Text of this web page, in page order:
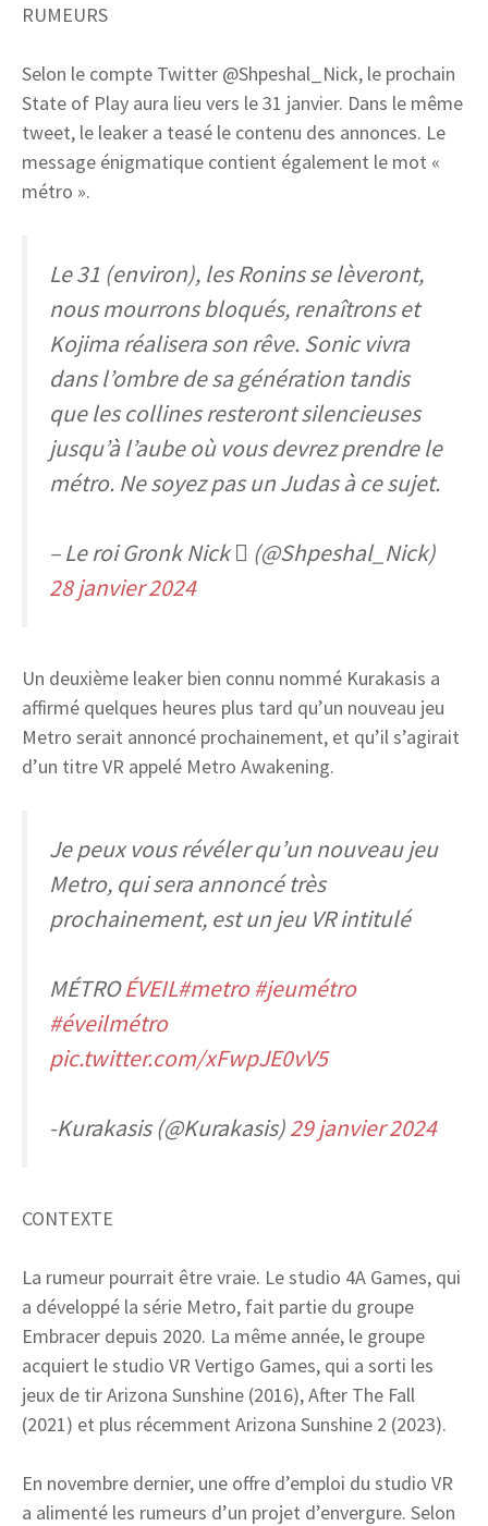
RUMEURS
Selon le compte Twitter @Shpeshal_Nick, le prochain
State of Play aura lieu vers le 31 janvier. Dans le même
tweet, le leaker a teasé le contenu des annonces. Le
message énigmatique contient également le mot «
métro ».
Le 31 (environ), les Ronins se lèveront,
nous mourrons bloqués, renaîtrons et
Kojima réalisera son rêve. Sonic vivra
dans l’ombre de sa génération tandis
que les collines resteront silencieuses
jusqu’à l’aube où vous devrez prendre le
métro. Ne soyez pas un Judas à ce sujet.
– Le roi Gronk Nick  (@Shpeshal_Nick)
28 janvier 2024
Un deuxième leaker bien connu nommé Kurakasis a
affirmé quelques heures plus tard qu’un nouveau jeu
Metro serait annoncé prochainement, et qu’il s’agirait
d’un titre VR appelé Metro Awakening.
Je peux vous révéler qu’un nouveau jeu
Metro, qui sera annoncé très
prochainement, est un jeu VR intitulé
MÉTROÉVEIL#metro #jeumétro
#éveilmétro
pic.twitter.com/xFwpJE0vV5
-Kurakasis (@Kurakasis)29 janvier 2024
CONTEXTE
La rumeur pourrait être vraie. Le studio 4A Games, qui
a développé la série Metro, fait partie du groupe
Embracer depuis 2020. La même année, le groupe
acquiert le studio VR Vertigo Games, qui a sorti les
jeux de tir Arizona Sunshine (2016), After The Fall
(2021) et plus récemment Arizona Sunshine 2 (2023).
En novembre dernier, une offre d’emploi du studio VR
a alimenté les rumeurs d’un projet d’envergure. Selon